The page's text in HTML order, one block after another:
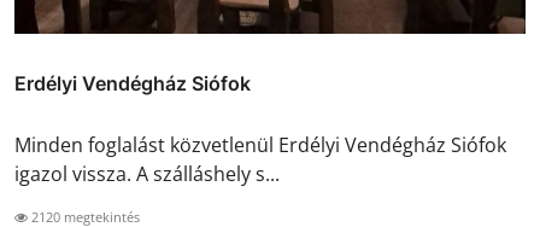
Erdélyi Vendégház Siófok
Minden foglalást közvetlenül Erdélyi Vendégház Siófok
igazol vissza. A szálláshely s...
2120 megtekintés